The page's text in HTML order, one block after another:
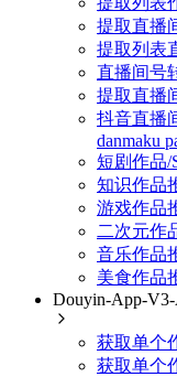
提取直播
提取列表
直播间号
提取直播
抖音直播
danmaku
短剧作品/
知识作品
游戏作品
二次元作
音乐作品
美食作品
Douyin-App-
获取单个
获取单个